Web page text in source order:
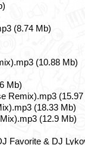
(8.74 Mb)
(10.88 Mb)
Mb)
Remix).mp3 (15.97
(18.33 Mb)
(12.9 Mb)
Favorite & DJ